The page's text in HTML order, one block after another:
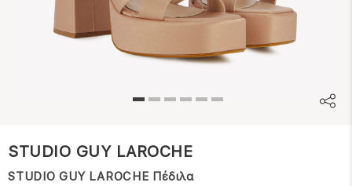
STUDIO GUY LAROCHE
STUDIO GUY LAROCHE Πέδιλα